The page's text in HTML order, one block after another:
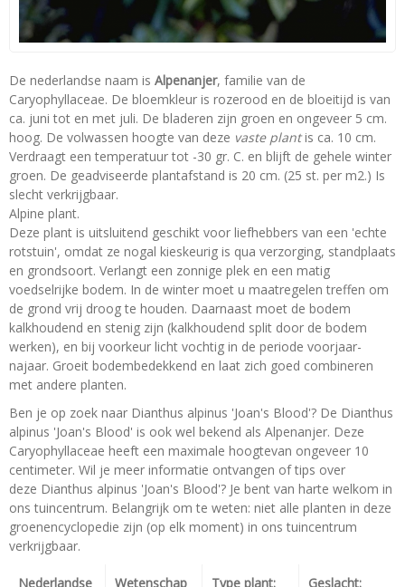
De nederlandse naam is Alpenanjer, familie van de
Caryophyllaceae. De bloemkleur is rozerood en de bloeitijd is van
ca. juni tot en met juli. De bladeren zijn groen en ongeveer 5 cm.
hoog. De volwassen hoogte van deze vaste plantis ca. 10 cm.
Verdraagt een temperatuur tot -30 gr. C. en blijft de gehele winter
groen. De geadviseerde plantafstand is 20 cm. (25 st. per m2.) Is
slecht verkrijgbaar.
Alpine plant.
Deze plant is uitsluitend geschikt voor liefhebbers van een 'echte
rotstuin', omdat ze nogal kieskeurig is qua verzorging, standplaats
en grondsoort. Verlangt een zonnige plek en een matig
voedselrijke bodem. In de winter moet u maatregelen treffen om
de grond vrij droog te houden. Daarnaast moet de bodem
kalkhoudend en stenig zijn (kalkhoudend split door de bodem
werken), en bij voorkeur licht vochtig in de periode voorjaar-
najaar. Groeit bodembedekkend en laat zich goed combineren
met andere planten.
Ben je op zoek naar Dianthus alpinus 'Joan's Blood'? De Dianthus
alpinus 'Joan's Blood' is ook wel bekend als Alpenanjer. Deze
Caryophyllaceae heeft een maximale hoogtevan ongeveer 10
centimeter. Wil je meer informatie ontvangen of tips over
deze Dianthus alpinus 'Joan's Blood'? Je bent van harte welkom in
ons tuincentrum. Belangrijk om te weten: niet alle planten in deze
groenencyclopedie zijn (op elk moment) in ons tuincentrum
verkrijgbaar.
Nederlandse
Wetenschap
Type plant:
Geslacht: